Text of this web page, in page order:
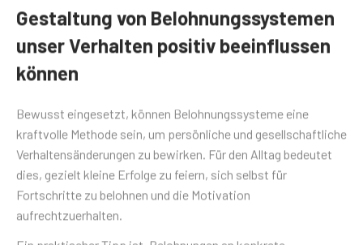
Gestaltung von Belohnungssystemen
unser Verhalten positiv beeinflussen
können
Bewusst eingesetzt, können Belohnungssysteme eine
kraftvolle Methode sein, um persönliche und gesellschaftliche
Verhaltensänderungen zu bewirken. Für den Alltag bedeutet
dies, gezielt kleine Erfolge zu feiern, sich selbst für
Fortschritte zu belohnen und die Motivation
aufrechtzuerhalten.